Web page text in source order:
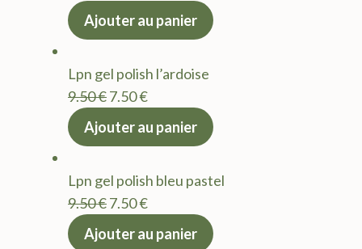
prix
9.50 €.
actuel
7.50 €.
Ajouter au panier
Lpn gel polish l’ardoise
9.50€Le
prix
9.50 €.
7.50€Le
actuel
7.50 €.
Ajouter au panier
Lpn gel polish bleu pastel
9.50€Le
prix
7.50€Le
Ajouter au panier